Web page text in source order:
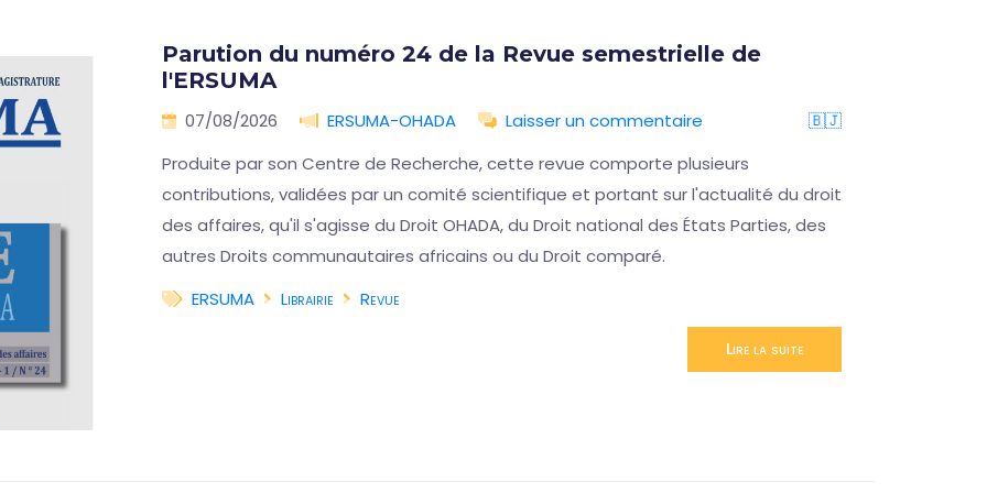
Parution du numéro 24 de la Revue semestrielle de
l'ERSUMA
07/08/2026 ERSUMA-OHADA Laisser un commentaire
🇧🇯
Produite par son Centre de Recherche, cette revue comporte plusieurs
contributions, validées par un comité scientifique et portant sur l'actualité du droit
des affaires, qu'il s'agisse du Droit OHADA, du Droit national des États Parties, des
autres Droits communautaires africains ou du Droit comparé.
ERSUMA
Librairie Revue
Lire la suite